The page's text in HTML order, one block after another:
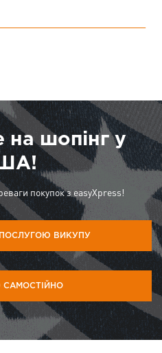
на шопінг у
покупок з easyXpress!
ВИКУПУ